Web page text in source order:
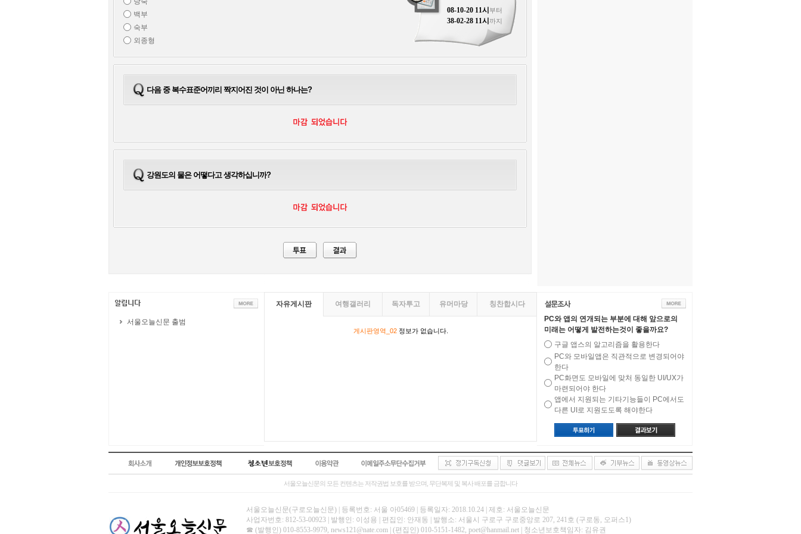
백부
숙부
외종형
08-10-20 11시 부터
38-02-28 11시 까지
다음 중 복수표준어끼리 짝지어진 것이 아닌 하나는?
강원도의 물은 어떻다고 생각하십니까?
서울오늘신문 출범
자유게시판 여행갤러리 독자투고 유머마당 칭찬합시다
게시판영역_02정보가 없습니다.
PC와 앱의 연개되는 부분에 대해 앞으로의
미래는 어떻게 발전하는것이 좋을까요?
구글 앱스의 알고리즘을 활용한다
PC와 모바일앱은 직관적으로 변경되어야
한다
PC화면도 모바일에 맞처 동일한 UI/UX가
마련되어야 한다
앱에서 지원되는 기타기능들이 PC에서도
다른 UI로 지원도도록 해야한다
서울오늘신문의 모든 컨텐츠는 저작권법 보호를 받으며, 무단복제 및 복사 배포를 금합니다
서울오늘신문(구로오늘신문) | 등록번호: 서울 아05469 | 등록일자: 2018.10.24 | 제호: 서울오늘신문
사업자번호: 812-53-00923 | 발행인: 이성용 | 편집인: 안재동 | 발행소: 서울시 구로구 구로중앙로 207, 241호 (구로동, 오퍼스1)
☎ (발행인) 010-8553-9979, news121@nate.com | (편집인) 010-5151-1482, poet@hanmail.net | 청소년보호책임자: 김유권